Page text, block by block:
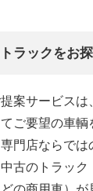
ラックをお
案サービス
ご要望の車輌
門店ならでは
古のトラッ